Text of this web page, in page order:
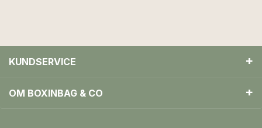
KUNDSERVICE
OM BOXINBAG & CO